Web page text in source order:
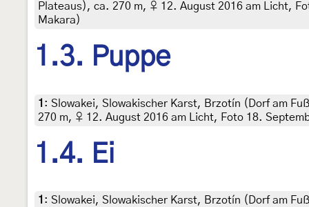
Plateaus), ca. 270 m, ♀ 12. August 2016 am Licht,
Makara)
1.3. Puppe
1 : Slowakei, Slowakischer Karst, Brzotín (Dorf am
270 m, ♀ 12. August 2016 am Licht, Foto 18.
1.4. Ei
1 : Slowakei, Slowakischer Karst, Brzotín (Dorf am